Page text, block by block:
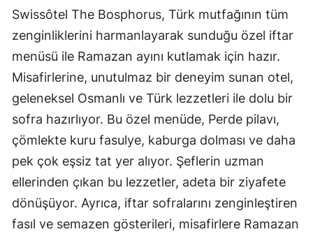
Swissôtel The Bosphorus, Türk mutfağının tüm
zenginliklerini harmanlayarak sunduğu özel iftar
menüsü ile Ramazan ayını kutlamak için hazır.
Misafirlerine, unutulmaz bir deneyim sunan otel,
geleneksel Osmanlı ve Türk lezzetleri ile dolu bir
sofra hazırlıyor. Bu özel menüde, Perde pilavı,
çömlekte kuru fasulye, kaburga dolması ve daha
pek çok eşsiz tat yer alıyor. Şeflerin uzman
ellerinden çıkan bu lezzetler, adeta bir ziyafete
dönüşüyor. Ayrıca, iftar sofralarını zenginleştiren
fasıl ve semazen gösterileri, misafirlere Ramazan